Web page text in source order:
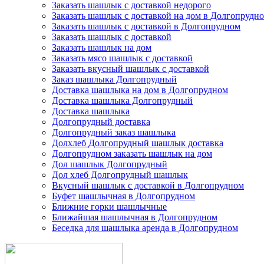
Заказать шашлык с доставкой недорого
Заказать шашлык с доставкой на дом в
Заказать шашлык с доставкой в Долгопрудном
Заказать шашлык с доставкой
Заказать шашлык на дом
Заказать мясо шашлык с доставкой
Заказать вкусный шашлык с доставкой
Заказ шашлыка Долгопрудный
Доставка шашлыка на дом в Долгопрудном
Доставка шашлыка Долгопрудный
Доставка шашлыка
Долгопрудный доставка
Долгопрудный заказ шашлыка
Долхлеб Долгопрудный шашлык доставка
Долгопрудном заказать шашлык на дом
Дол шашлык Долгопрудный
Дол хлеб Долгопрудный шашлык
Вкусный шашлык с доставкой в Долгопрудном
Буфет шашлычная в Долгопрудном
Ближние горки шашлычные
Ближайшая шашлычная в Долгопрудном
Беседка для шашлыка аренда в Долгопрудном